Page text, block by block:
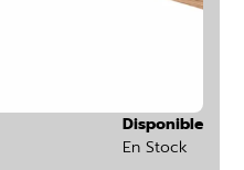
Disponible
En Stock